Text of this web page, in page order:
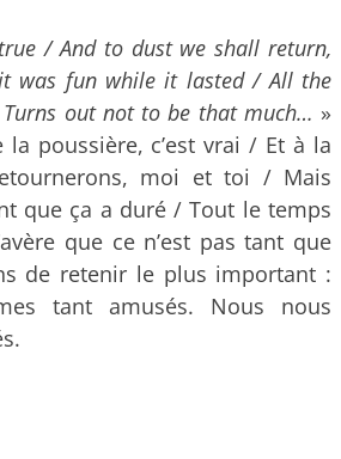
/ And to dust we shall return,
was fun while it lasted / All the
out not to be that much… »
poussière, c’est vrai / Et à la
moi et toi / Mais
que ça a duré / Tout le temps
que ce n’est pas tant que
de retenir le plus important :
tant amusés. Nous nous